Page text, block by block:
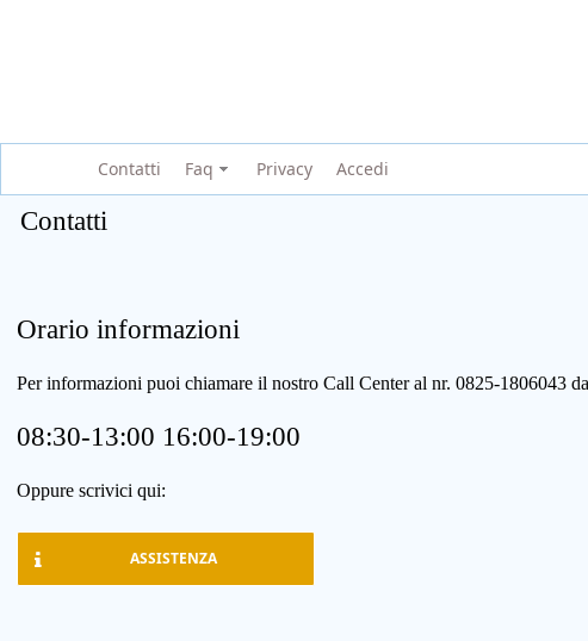
Contatti Faq Privacy Accedi
Contatti
Orario informazioni
Per informazioni puoi chiamare il nostro Call Center al nr. 0825-1806043
08:30-13:00 16:00-19:00
Oppure scrivici qui:
ASSISTENZA